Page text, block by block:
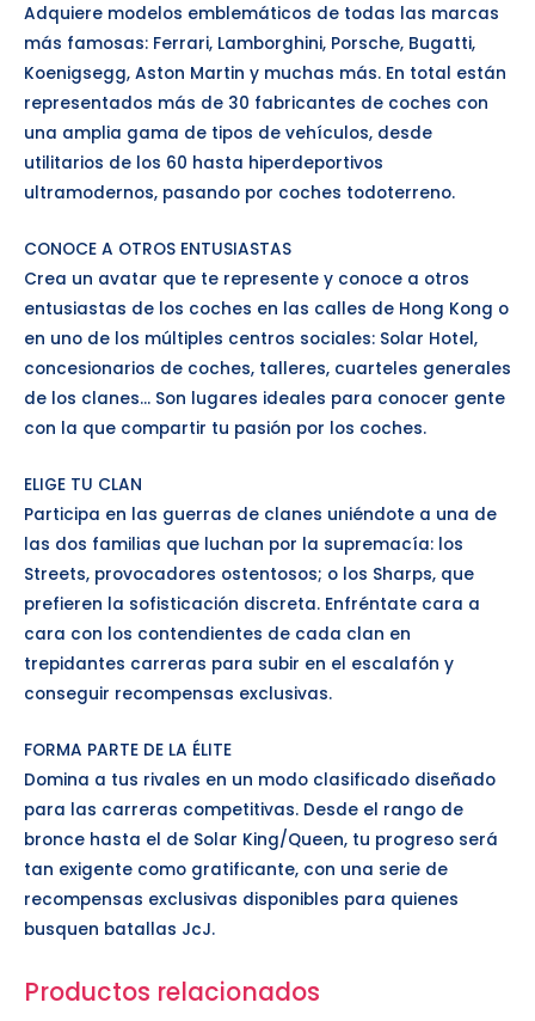
Adquiere modelos emblemáticos de todas las marcas
más famosas: Ferrari, Lamborghini, Porsche, Bugatti,
Koenigsegg, Aston Martin y muchas más. En total están
representados más de 30 fabricantes de coches con
una amplia gama de tipos de vehículos, desde
utilitarios de los 60 hasta hiperdeportivos
ultramodernos, pasando por coches todoterreno.
CONOCE A OTROS ENTUSIASTAS
Crea un avatar que te represente y conoce a otros
entusiastas de los coches en las calles de Hong Kong o
en uno de los múltiples centros sociales: Solar Hotel,
concesionarios de coches, talleres, cuarteles generales
de los clanes… Son lugares ideales para conocer gente
con la que compartir tu pasión por los coches.
ELIGE TU CLAN
Participa en las guerras de clanes uniéndote a una de
las dos familias que luchan por la supremacía: los
Streets, provocadores ostentosos; o los Sharps, que
prefieren la sofisticación discreta. Enfréntate cara a
cara con los contendientes de cada clan en
trepidantes carreras para subir en el escalafón y
conseguir recompensas exclusivas.
FORMA PARTE DE LA ÉLITE
Domina a tus rivales en un modo clasificado diseñado
para las carreras competitivas. Desde el rango de
bronce hasta el de Solar King/Queen, tu progreso será
tan exigente como gratificante, con una serie de
recompensas exclusivas disponibles para quienes
busquen batallas JcJ.
Productos relacionados